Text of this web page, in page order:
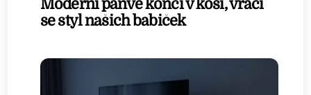
Moderní pánve končí v koši, vrací
se styl našich babiček